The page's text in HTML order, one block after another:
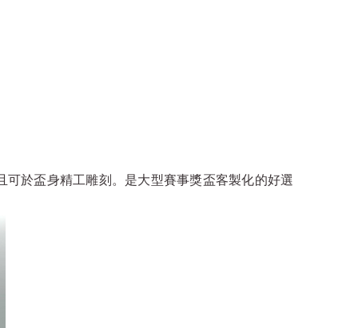
於盃身精工雕刻。是大型賽事獎盃客製化的好選